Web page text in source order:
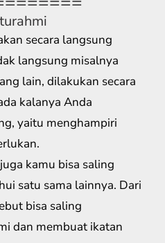
secara langsung
langsung misalnya
lain, dilakukan secara
kalanya Anda
yaitu menghampiri
kamu bisa saling
satu sama lainnya. Dari
bisa saling
dan membuat ikatan